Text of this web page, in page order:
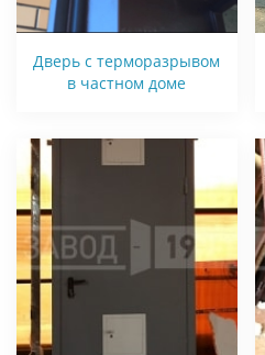
Дверь с терморазрывом
в частном доме